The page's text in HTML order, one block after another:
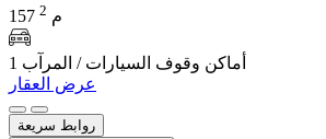
157 م 2
1 أماكن وقوف السيارات / المرآب
عرض العقار
روابط سريعة